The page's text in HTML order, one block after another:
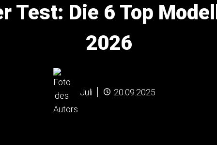
Test: Die 6 Top
2026
Juli 20.09.2025